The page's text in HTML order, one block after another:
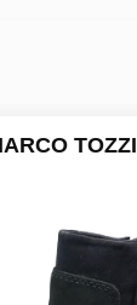
TOZZI